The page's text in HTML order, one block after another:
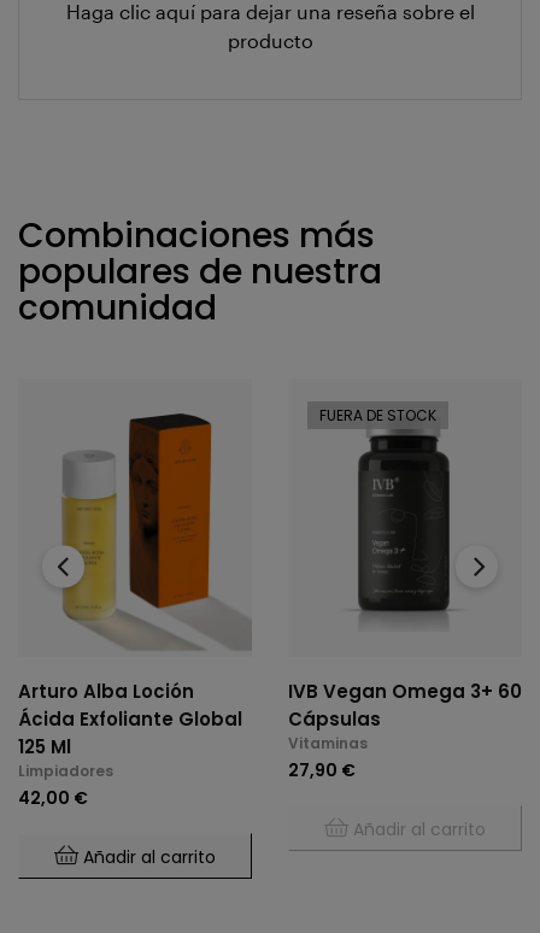
Haga clic aquí para dejar una reseña sobre el
producto
Combinaciones más
populares de nuestra
comunidad
Arturo Alba Loción
Ácida Exfoliante Global
125 Ml
Limpiadores
42,00 €
Añadir al carrito
FUERA DE STOCK
IVB Vegan Omega 3+ 60
Cápsulas
Vitaminas
27,90 €
Añadir al carrito
‹ ›